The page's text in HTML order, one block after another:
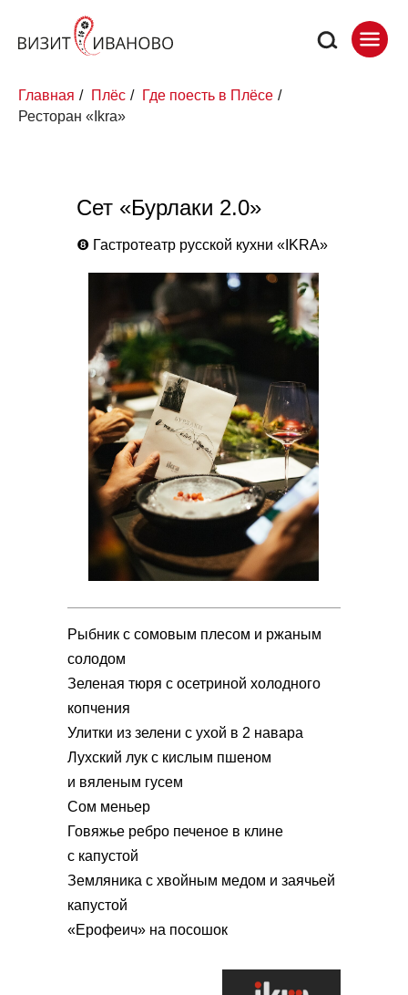
Главная / Плёс / Где поесть в Плёсе /
Ресторан «Ikra»
Сет «Бурлаки 2.0»
❽ Гастротеатр русской кухни «IKRA»
Рыбник с сомовым плесом и ржаным
солодом
Зеленая тюря с осетриной холодного
копчения
Улитки из зелени с ухой в 2 навара
Лухский лук с кислым пшеном
и вяленым гусем
Сом меньер
Говяжье ребро печеное в клине
с капустой
Земляника с хвойным медом и заячьей
капустой
«Ерофеич» на посошок